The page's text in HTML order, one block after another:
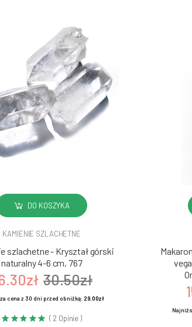
DO KOSZYKA
KAMIENIE SZLACHETNE
szlachetne - Kryształ górski
naturalny 4-6 cm, 767
30.50zł
cena z 30 dni przed obniżką:29.00zł
( 2 Opinie )